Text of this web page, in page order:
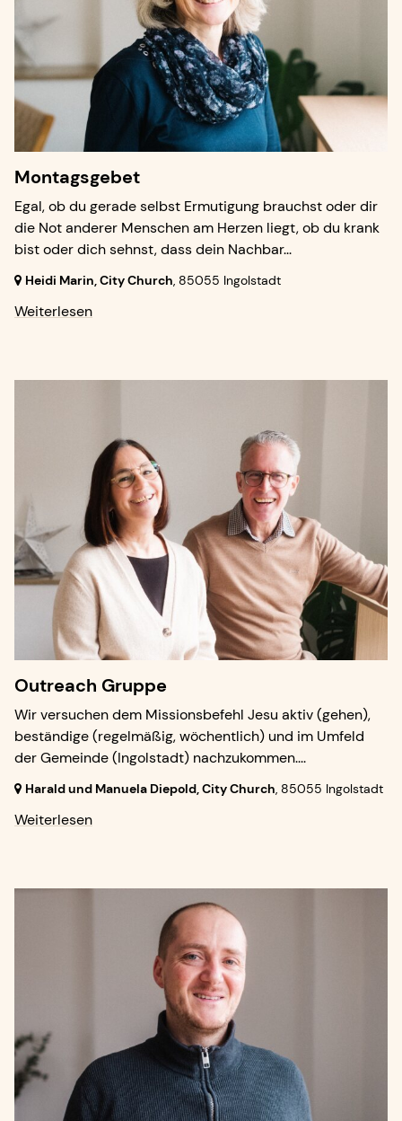
Montagsgebet
Egal, ob du gerade selbst Ermutigung brauchst oder dir
die Not anderer Menschen am Herzen liegt, ob du krank
bist oder dich sehnst, dass dein Nachbar...
Heidi Marin, City Church, 85055 Ingolstadt
Weiterlesen
Outreach Gruppe
Wir versuchen dem Missionsbefehl Jesu aktiv (gehen),
beständige (regelmäßig, wöchentlich) und im Umfeld
der Gemeinde (Ingolstadt) nachzukommen....
Harald und Manuela Diepold, City Church, 85055 Ingolstadt
Weiterlesen